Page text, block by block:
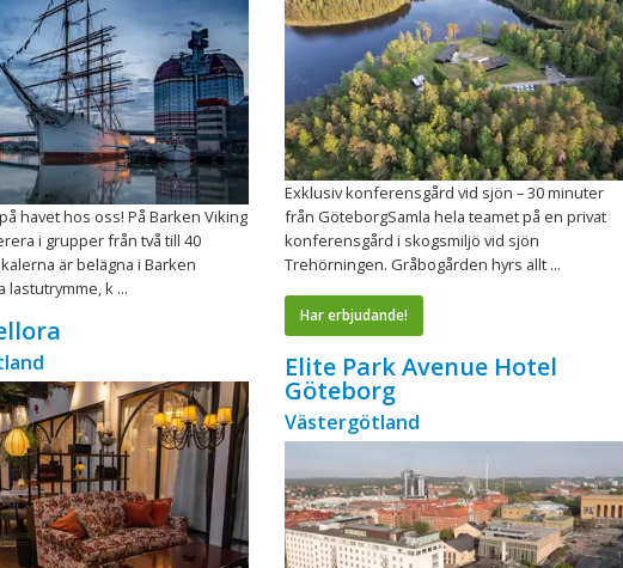
havet hos oss! På Barken Viking
i grupper från två till 40
är belägna i Barken
lastutrymme, k ...
Exklusiv konferensgård vid sjön – 30 minuter
från GöteborgSamla hela teamet på en privat
konferensgård i skogsmiljö vid sjön
Trehörningen. Gråbogården hyrs allt ...
Har erbjudande!
Elite Park Avenue Hotel
Göteborg
Västergötland